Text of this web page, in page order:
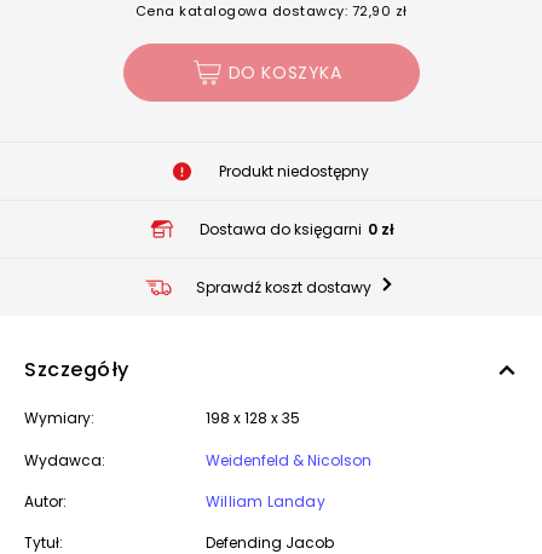
Cena katalogowa dostawcy: 72,90 zł
DO KOSZYKA
Produkt niedostępny
Dostawa do księgarni 0 zł
Sprawdź koszt dostawy
Szczegóły
Wymiary: 198 x 128 x 35
Wydawca:
Weidenfeld & Nicolson
Autor:
William Landay
Tytuł:
Defending Jacob